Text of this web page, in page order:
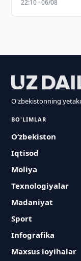
22:10 · 06/08
O'zbekistonning
BO'LIMLAR
O‘zbekiston
Iqtisod
Moliya
Texnologiyalar
Madaniyat
Sport
Infografika
Maxsus loyihalar